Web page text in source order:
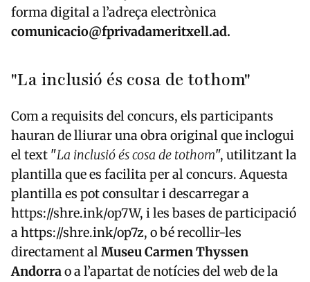
forma digital a l’adreça electrònica
comunicacio@fprivadameritxell.ad.
"La inclusió és cosa de tothom"
Com a requisits del concurs, els participants
hauran de lliurar una obra original que inclogui
el text "La inclusió és cosa de tothom", utilitzant la
plantilla que es facilita per al concurs. Aquesta
plantilla es pot consultar i descarregar a
https://shre.ink/op7W, i les bases de participació
a https://shre.ink/op7z, o bé recollir-les
directament alMuseu Carmen Thyssen
Andorrao a l’apartat de notícies del web de la